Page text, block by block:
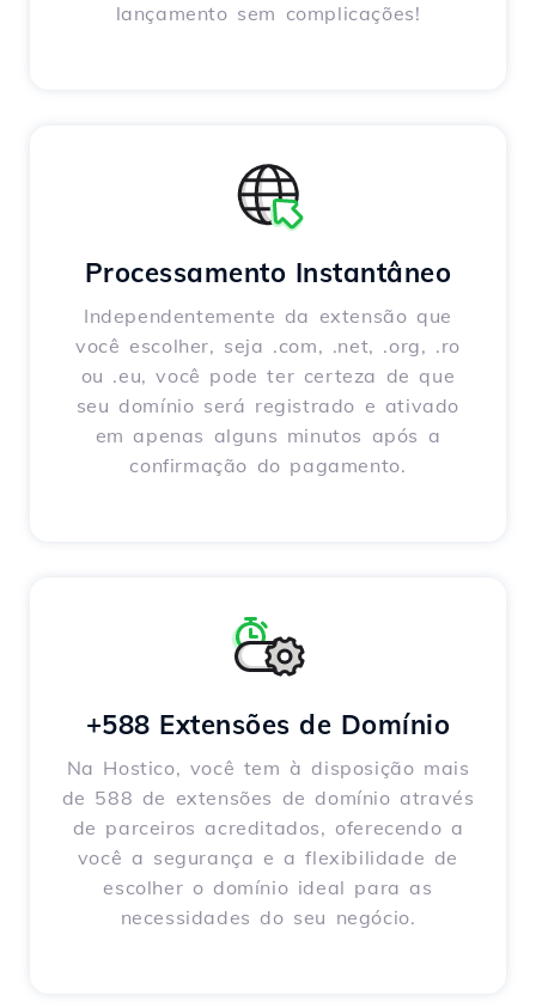
lançamento sem complicações!
Processamento Instantâneo
Independentemente da extensão que
você escolher, seja .com, .net, .org, .ro
ou .eu, você pode ter certeza de que
seu domínio será registrado e ativado
em apenas alguns minutos após a
confirmação do pagamento.
+588 Extensões de Domínio
Na Hostico, você tem à disposição mais
de 588 de extensões de domínio através
de parceiros acreditados, oferecendo a
você a segurança e a flexibilidade de
escolher o domínio ideal para as
necessidades do seu negócio.